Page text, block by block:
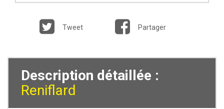
Tweet Partager
Description détaillée :
Reniflard